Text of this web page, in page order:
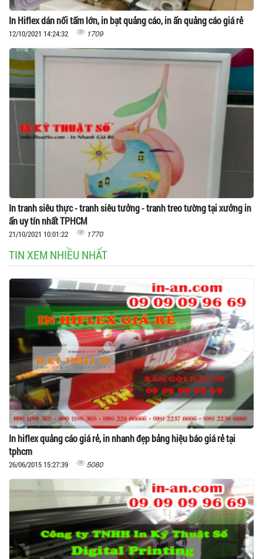
In Hiflex dán nối tấm lớn, in bạt quảng cáo, in ấn quảng cáo giá rẻ
12/10/2021 14:24:32 1709
In tranh siêu thực - tranh siêu tưởng - tranh treo tường tại xưởng in
ấn uy tín nhất TPHCM
21/10/2021 10:01:22 1770
TIN XEM NHIỀU NHẤT
In hiflex quảng cáo giá rẻ, in nhanh đẹp bảng hiệu báo giá rẻ tại
tphcm
26/06/2015 15:27:39 5080